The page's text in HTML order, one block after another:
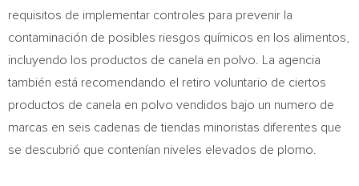
requisitos de implementar controles para prevenir la
contaminación de posibles riesgos químicos en los alimentos,
incluyendo los productos de canela en polvo. La agencia
también está recomendando el retiro voluntario de ciertos
productos de canela en polvo vendidos bajo un numero de
marcas en seis cadenas de tiendas minoristas diferentes que
se descubrió que contenían niveles elevados de plomo.